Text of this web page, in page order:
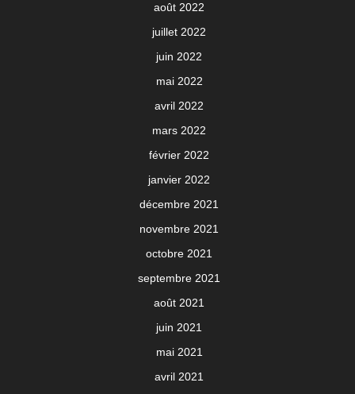
août 2022
juillet 2022
juin 2022
mai 2022
avril 2022
mars 2022
février 2022
janvier 2022
décembre 2021
novembre 2021
octobre 2021
septembre 2021
août 2021
juin 2021
mai 2021
avril 2021